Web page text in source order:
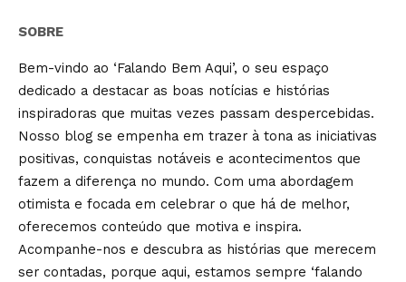
SOBRE
Bem-vindo ao ‘Falando Bem Aqui’, o seu espaço
dedicado a destacar as boas notícias e histórias
inspiradoras que muitas vezes passam despercebidas.
Nosso blog se empenha em trazer à tona as iniciativas
positivas, conquistas notáveis e acontecimentos que
fazem a diferença no mundo. Com uma abordagem
otimista e focada em celebrar o que há de melhor,
oferecemos conteúdo que motiva e inspira.
Acompanhe-nos e descubra as histórias que merecem
ser contadas, porque aqui, estamos sempre ‘falando